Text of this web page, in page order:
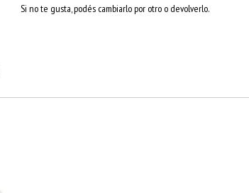
Si no te gusta, podés cambiarlo por otro o devolverlo.